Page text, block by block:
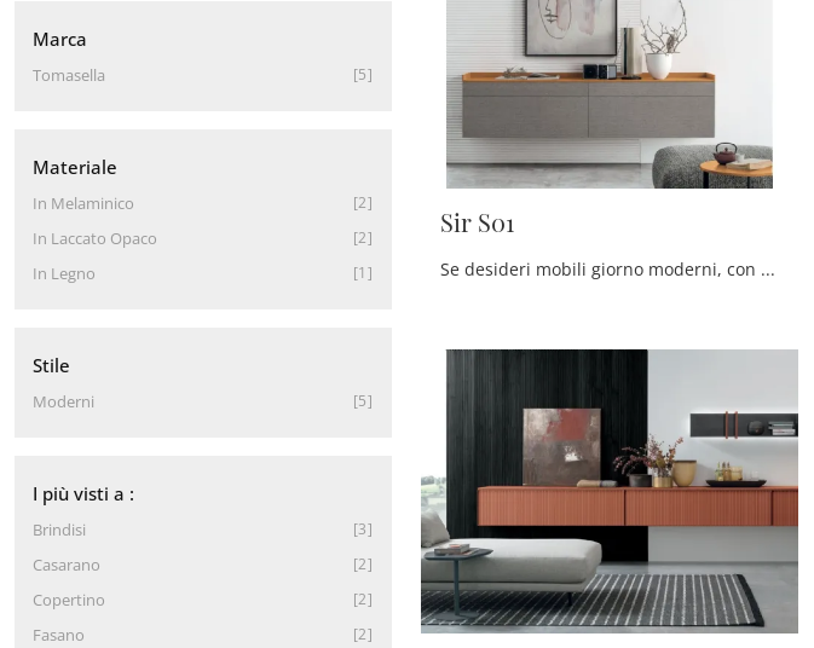
Marca
Tomasella 5
Materiale
In Melaminico 2
In Laccato Opaco 2
In Legno 1
Stile
Moderni 5
I più visti a :
Brindisi 3
Casarano 2
Copertino 2
Fasano 2
Sir S01
Se desideri mobili giorno moderni, con il modello Sir S01 in melaminico di Tomasella potrai ultimare un soggiorno operativo e pratico.